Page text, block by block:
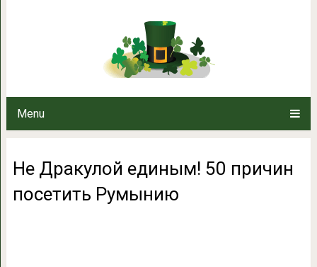
Menu
Не Дракулой единым! 50
Не Дракулой единым! 50 причин
посетить Румынию